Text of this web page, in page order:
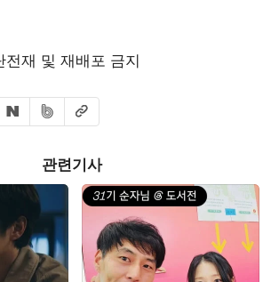
재 및 재배포 금지
유하기
유하기
네이버 공유하기
밴드 공유하기
URL복사
관련기사